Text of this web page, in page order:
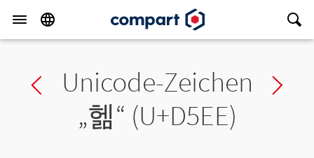
Previous char
Unicode-Zeichen
„헮“ (U+D5EE)